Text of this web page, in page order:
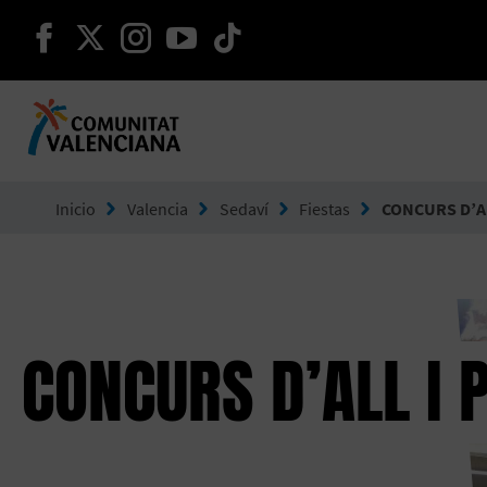
seguir en facebook
seguir en twitter
seguir en instagram
seguir en youtube
Inicio Valencia Sedaví Fiestas CONCURS
CONCURS D’ALL I